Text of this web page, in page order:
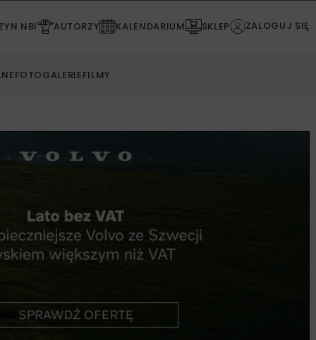
NBI AUTORZY KALENDARIUM SKLEP ZALOGUJ SIĘ
FOTOGALERIEFILMY